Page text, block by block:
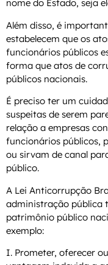
nome do Estado, seja
Além disso, é
estabelecem que os
funcionários públicos
forma que atos de
públicos nacionais.
É preciso ter um
suspeitas de serem
relação a empresas
funcionários públicos,
ou sirvam de canal
público.
A Lei Anticorrupção
administração pública
patrimônio público
exemplo:
I. Prometer, oferecer